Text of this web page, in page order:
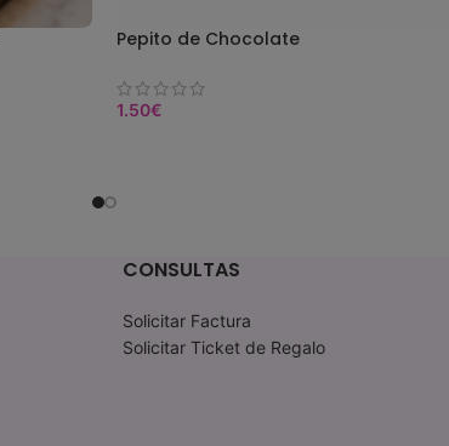
Pepito de Chocolate
1.50€
CONSULTAS
Solicitar Factura
Solicitar Ticket de Regalo